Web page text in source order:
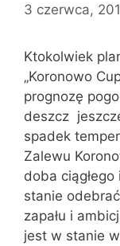
3 czerwca,
Ktokolwiek
„Koronowo
prognozę
deszcz
spadek
Zalewu
doba
stanie
zapału i
jest w stanie